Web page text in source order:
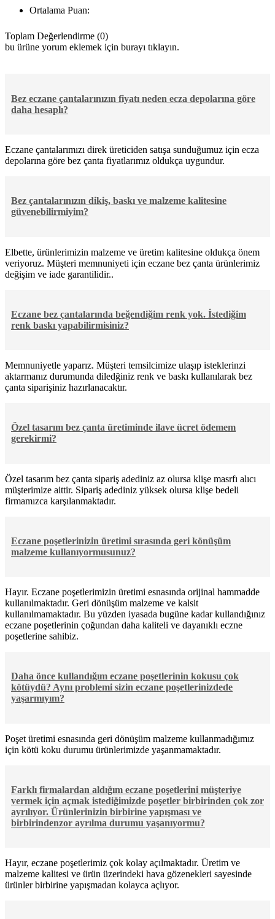
Ortalama Puan:
Toplam Değerlendirme (0)
bu ürüne yorum eklemek için burayı tıklayın.
Bez eczane çantalarınızın fiyatı neden ecza depolarına göre
daha hesaplı?
Eczane çantalarımızı direk üreticiden satışa sunduğumuz için ecza
depolarına göre bez çanta fiyatlarımız oldukça uygundur.
Bez çantalarınızın dikiş, baskı ve malzeme kalitesine
güvenebilirmiyim?
Elbette, ürünlerimizin malzeme ve üretim kalitesine oldukça önem
veriyoruz. Müşteri memnuniyeti için eczane bez çanta ürünlerimiz
değişim ve iade garantilidir..
Eczane bez çantalarında beğendiğim renk yok. İstediğim
renk baskı yapabilirmisiniz?
Memnuniyetle yaparız. Müşteri temsilcimize ulaşıp isteklerinzi
aktarmanız durumunda diledğiniz renk ve baskı kullanılarak bez
çanta siparişiniz hazırlanacaktır.
Özel tasarım bez çanta üretiminde ilave ücret ödemem
gerekirmi?
Özel tasarım bez çanta sipariş adediniz az olursa klişe masrfı alıcı
müşterimize aittir. Sipariş adediniz yüksek olursa klişe bedeli
firmamızca karşılanmaktadır.
Eczane poşetlerinizin üretimi sırasında geri könüşüm
malzeme kullanıyormusunuz?
Hayır. Eczane poşetlerimizin üretimi esnasında orijinal hammadde
kullanılmaktadır. Geri dönüşüm malzeme ve kalsit
kullanılmamaktadır. Bu yüzden iyasada bugüne kadar kullandığınız
eczane poşetlerinin çoğundan daha kaliteli ve dayanıklı eczne
poşetlerine sahibiz.
Daha önce kullandığım eczane poşetlerinin kokusu çok
kötüydü? Aynı problemi sizin eczane poşetlerinizdede
yaşarmıyım?
Poşet üretimi esnasında geri dönüşüm malzeme kullanmadığımız
için kötü koku durumu ürünlerimizde yaşanmamaktadır.
Farklı firmalardan aldığım eczane poşetlerini müşteriye
vermek için açmak istediğimizde poşetler birbirinden çok zor
ayrılıyor. Ürünlerinizin birbirine yapışması ve
birbirindenzor ayrılma durumu yaşanıyormu?
Hayır, eczane poşetlerimiz çok kolay açılmaktadır. Üretim ve
malzeme kalitesi ve ürün üzerindeki hava gözenekleri sayesinde
ürünler birbirine yapışmadan kolayca açlıyor.